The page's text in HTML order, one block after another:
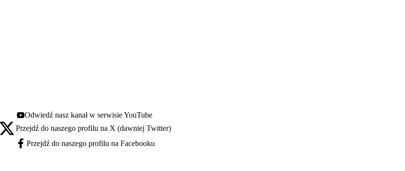
Youtube - otwiera się w nowej karcie
Odwiedź nasz kanał w serwisie YouTube
X - otwiera się w nowej karcie
Przejdź do naszego profilu na X (dawniej Twitter)
Facebook - otwiera się w nowej karcie
Przejdź do naszego profilu na Facebooku